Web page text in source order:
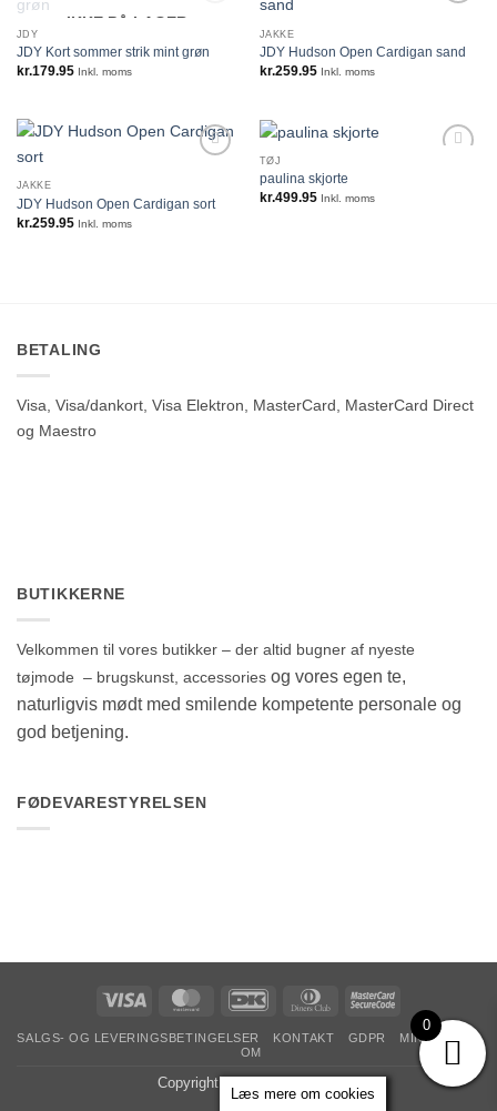
IKKE PÅ LAGER
JDY
JDY Kort sommer strik mint grøn
kr.179.95 Inkl. moms
JAKKE
JDY Hudson Open Cardigan sand
kr.259.95 Inkl. moms
JAKKE
JDY Hudson Open Cardigan sort
kr.259.95 Inkl. moms
TØJ
paulina skjorte
kr.499.95 Inkl. moms
BETALING
Visa, Visa/dankort, Visa Elektron, MasterCard, MasterCard Direct
og Maestro
BUTIKKERNE
Velkommen til vores butikker – der altid bugner af nyeste
tøjmode – brugskunst, accessories og vores egen te,
naturligvis mødt med smilende kompetente personale og
god betjening.
FØDEVARESTYRELSEN
Visa MasterCard DanKort
Dinners
MasterCard
SALGS- OG LEVERINGSBETINGELSER KONTAKT GDPR
MIN KONTO
OM
Copyright 2026 ©
Læs mere om cookies
0